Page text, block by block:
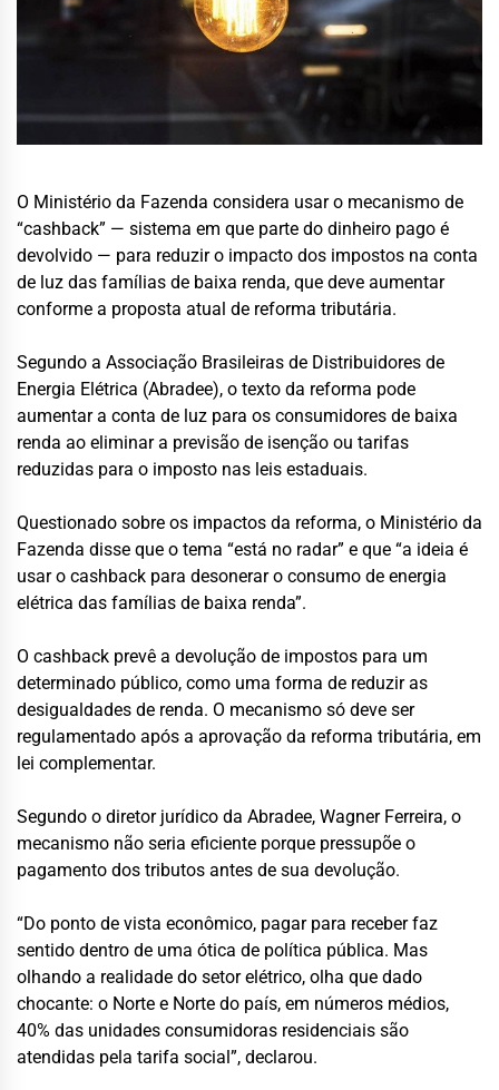
O Ministério da Fazenda considera usar o mecanismo de
“cashback” — sistema em que parte do dinheiro pago é
devolvido — para reduzir o impacto dos impostos na conta
de luz das famílias de baixa renda, que deve aumentar
conforme a proposta atual de reforma tributária.
Segundo a Associação Brasileiras de Distribuidores de
Energia Elétrica (Abradee), o texto da reforma pode
aumentar a conta de luz para os consumidores de baixa
renda ao eliminar a previsão de isenção ou tarifas
reduzidas para o imposto nas leis estaduais.
Questionado sobre os impactos da reforma, o Ministério da
Fazenda disse que o tema “está no radar” e que “a ideia é
usar o cashback para desonerar o consumo de energia
elétrica das famílias de baixa renda”.
O cashback prevê a devolução de impostos para um
determinado público, como uma forma de reduzir as
desigualdades de renda. O mecanismo só deve ser
regulamentado após a aprovação da reforma tributária, em
lei complementar.
Segundo o diretor jurídico da Abradee, Wagner Ferreira, o
mecanismo não seria eficiente porque pressupõe o
pagamento dos tributos antes de sua devolução.
“Do ponto de vista econômico, pagar para receber faz
sentido dentro de uma ótica de política pública. Mas
olhando a realidade do setor elétrico, olha que dado
chocante: o Norte e Norte do país, em números médios,
40% das unidades consumidoras residenciais são
atendidas pela tarifa social”, declarou.